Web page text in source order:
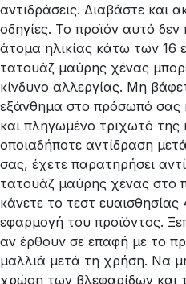
αντιδράσεις. Διαβάστε και
οδηγίες. Το προϊόν αυτό
άτομα ηλικίας κάτω των 16
τατουάζ μαύρης χένας
κίνδυνο αλλεργίας. Μη
εξάνθημα στο πρόσωπό σας
και πληγωμένο τριχωτό της
οποιαδήποτε αντίδραση
σας, έχετε παρατηρήσει
τατουάζ μαύρης χένας στο
κάνετε το τεστ
εφαρμογή του προϊόντος.
αν έρθουν σε επαφή με το
μαλλιά μετά τη χρήση. Να
χρώση των βλεφαρίδων και